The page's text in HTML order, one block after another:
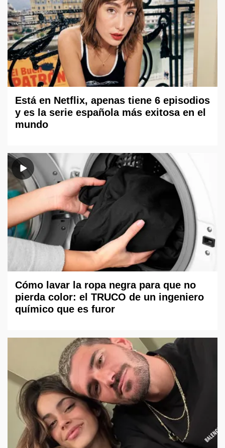
Está en Netflix, apenas tiene 6 episodios
y es la serie española más exitosa en el
mundo
Cómo lavar la ropa negra para que no
pierda color: el TRUCO de un ingeniero
químico que es furor